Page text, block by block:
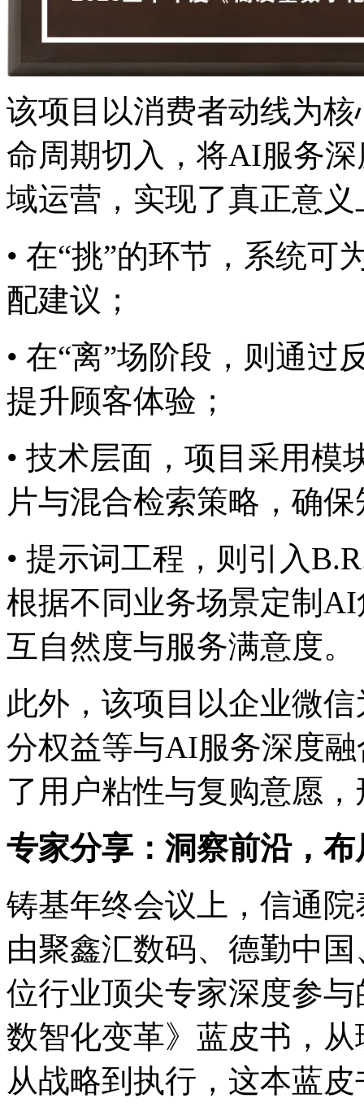
该项目以消费者动线为核
命周期切入，将AI服
域运营，实现了真正意义
• 在“挑”的环节，系统
配建议；
• 在“离”场阶段，则通
提升顾客体验；
• 技术层面，项目采用
片与混合检索策略，
• 提示词工程，则引入
根据不同业务场景定制AI
互自然度与服务满意度。
此外，该项目以企业微信
分权益等与AI服务深度融
了用户粘性与复购意愿
专家分享：洞察前沿，
铸基年终会议上，信
由聚鑫汇数码、德勤中国
位行业顶尖专家深度参与
数智化变革》蓝皮书，从
从战略到执行，这本蓝